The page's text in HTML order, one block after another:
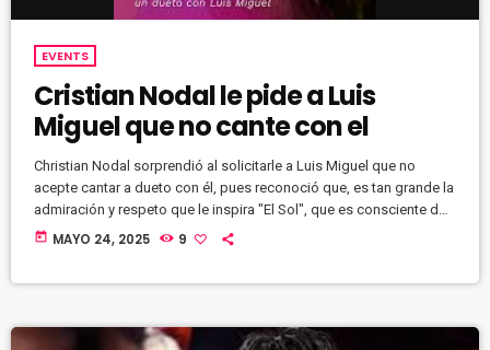
EVENTS
Cristian Nodal le pide a Luis
Miguel que no cante con el
Christian Nodal sorprendió al solicitarle a Luis Miguel que no
acepte cantar a dueto con él, pues reconoció que, es tan grande la
admiración y respeto que le inspira "El Sol", que es consciente de
que su rango vocal es mucho menor que el de Luismi
today MAYO 24, 2025 9